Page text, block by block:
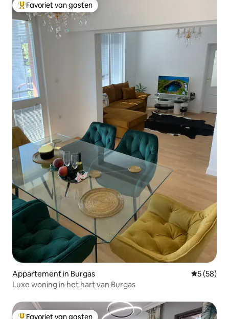
Topfavoriet van gasten
Favoriet van gasten
Appartement in Burgas
5 (58)
Luxe woning in het hart van Burgas